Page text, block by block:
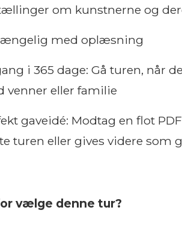
om kunstnerne og
med oplæsning
i 365 dage: Gå turen, når
venner eller familie
gaveidé: Modtag en flot
turen eller gives videre som
vælge denne tur?